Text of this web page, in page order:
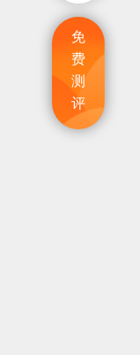
免
费
测
评